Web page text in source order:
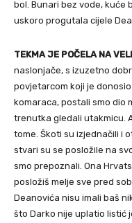
bol. Bunari bez vode, kuće
uskoro progutala cijele
TEKMA JE POČELA NA
naslonjače, s izuzetno
povjetarcom koji je
komaraca, postali smo dio
trenutka gledali utakmicu.
tome. Škoti su izjednačili i
stvari su se posložile na
smo prepoznali. Ona
posložiš melje sve pred
Deanovića nisu imali baš
što Darko nije uplatio listić